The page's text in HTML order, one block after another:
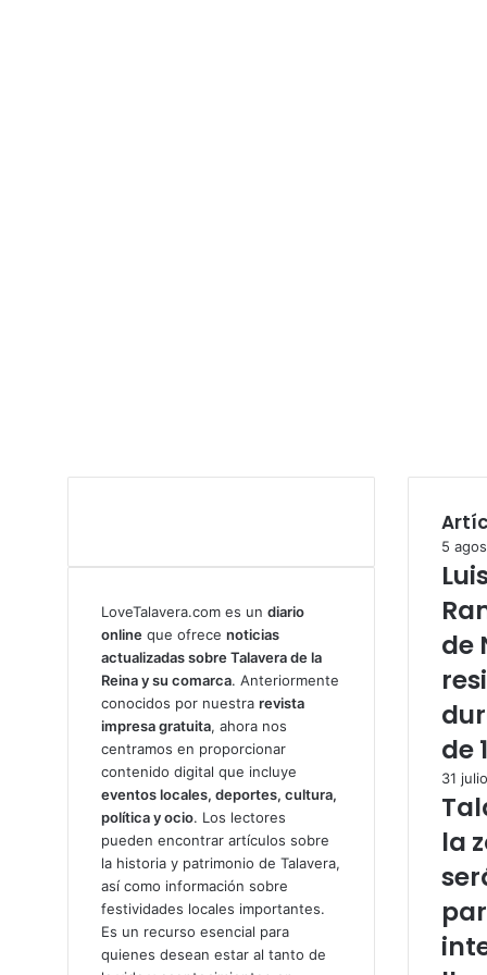
LoveTalavera.com es un diario
online que ofrece noticias
actualizadas sobre Talavera de la
Reina y su comarca. Anteriormente
conocidos por nuestra revista
impresa gratuita, ahora nos
centramos en proporcionar
contenido digital que incluye
eventos locales, deportes, cultura,
política y ocio. Los lectores
pueden encontrar artículos sobre
la historia y patrimonio de Talavera,
así como información sobre
festividades locales importantes.
Es un recurso esencial para
quienes desean estar al tanto de
5
de
de
31
la